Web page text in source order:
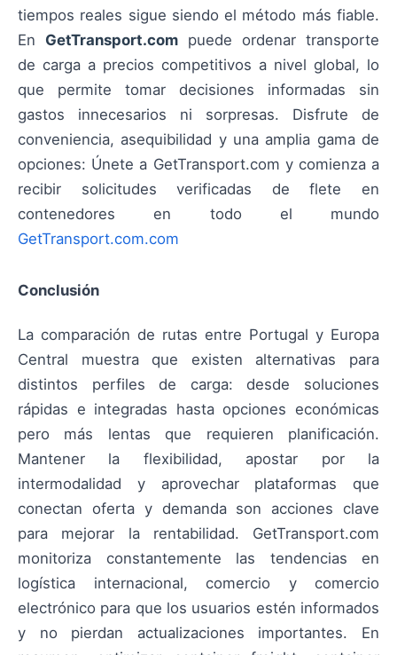
tiempos reales sigue siendo el método más fiable.
En GetTransport.com puede ordenar transporte
de carga a precios competitivos a nivel global, lo
que permite tomar decisiones informadas sin
gastos innecesarios ni sorpresas. Disfrute de
conveniencia, asequibilidad y una amplia gama de
opciones: Únete a GetTransport.com y comienza a
recibir solicitudes verificadas de flete en
contenedores en todo el mundo
GetTransport.com.com
Conclusión
La comparación de rutas entre Portugal y Europa
Central muestra que existen alternativas para
distintos perfiles de carga: desde soluciones
rápidas e integradas hasta opciones económicas
pero más lentas que requieren planificación.
Mantener la flexibilidad, apostar por la
intermodalidad y aprovechar plataformas que
conectan oferta y demanda son acciones clave
para mejorar la rentabilidad. GetTransport.com
monitoriza constantemente las tendencias en
logística internacional, comercio y comercio
electrónico para que los usuarios estén informados
y no pierdan actualizaciones importantes. En